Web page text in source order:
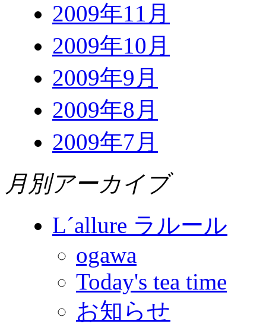
2009年11月
2009年10月
2009年9月
2009年8月
2009年7月
月別アーカイブ
L´allure ラルール
ogawa
Today's tea time
お知らせ